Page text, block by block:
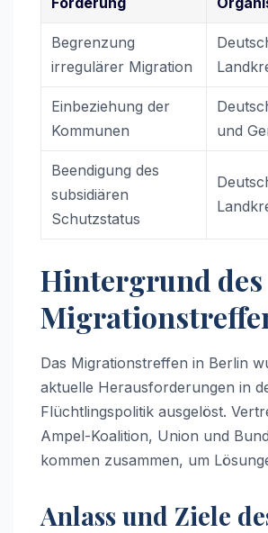
Begrenzung
irregulärer Migration
Einbeziehung der
Kommunen
und
Beendigung des
subsidiären
Schutzstatus
Hintergrund des
Das Migrationstreffen in Berlin
aktuelle Herausforderungen in
Flüchtlingspolitik ausgelöst.
Ampel-Koalition, Union und
kommen zusammen, um
Anlass und Ziele